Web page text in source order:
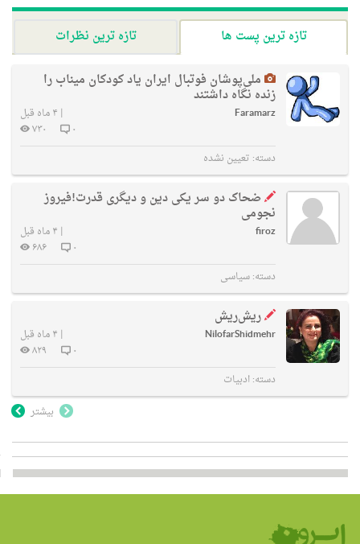
تازه ترین پست ها
تازه ترین نظرات
ملی‌پوشان فوتبال ایران یاد کودکان میناب را
زنده نگاه داشتند
Faramarz
| ۴ ماه قبل
۰
۷۳۰
دسته: تعیین نشده
ضحاک دو سر یکی دین و دیگری قدرت!فیروز
نجومی
firoz
| ۴ ماه قبل
۰
۶۸۶
دسته:سیاسی
ریش‌ریش
NilofarShidmehr
| ۴ ماه قبل
۰
۸۲۹
دسته:ادبیات
بیشتر